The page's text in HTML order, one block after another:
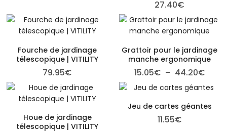
27.40€
Fourche de jardinage
télescopique | VITILITY
79.95€
Grattoir pour le jardinage
manche ergonomique
15.05€ – 44.20€
Houe de jardinage
télescopique | VITILITY
Jeu de cartes géantes
11.55€